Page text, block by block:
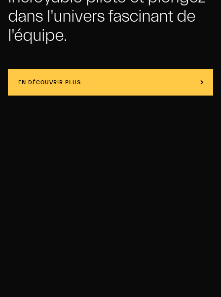
dans l'univers fascinant de
l'équipe.
EN DÉCOUVRIR PLUS